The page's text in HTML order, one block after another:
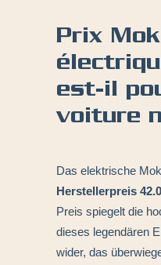
Prix
est-il
voiture
Das elektrische
Herstellerpreis
Preis spiegelt die
dieses legendären
wider, das